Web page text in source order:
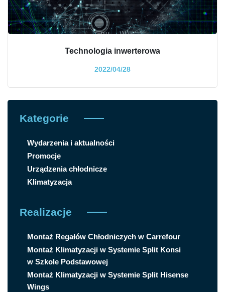
Technologia inwerterowa
2022/04/28
Kategorie
Wydarzenia i aktualności
Promocje
Urządzenia chłodnicze
Klimatyzacja
Realizacje
Montaż Regałów Chłodniczych w Carrefour
Montaż Klimatyzacji w Systemie Split Konsi
w Szkole Podstawowej
Montaż Klimatyzacji w Systemie Split Hisense
Wings